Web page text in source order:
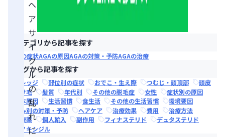
ヘ
ア
サ
イ
ク
ル
の
乱
れ
に
カテゴリから記事を探す
AGAの症状AGAの原因AGAの対策・予防AGAの治療
タグから記事を探す
ナレッジ 部位別の症状 おでこ・生え際 つむじ・頭頂部
頭皮
抜け毛
髪質 年代別 その他の脱毛症 女性
症状別の原因
根本原因
生活習慣 食生活 その他の生活習慣
環境要因
悩み別の対策・予防
ヘアケア 治療効果 費用
治療方法
治療薬
個人輸入 副作用 フィナステリド
デュタステリド
ミノキシジル